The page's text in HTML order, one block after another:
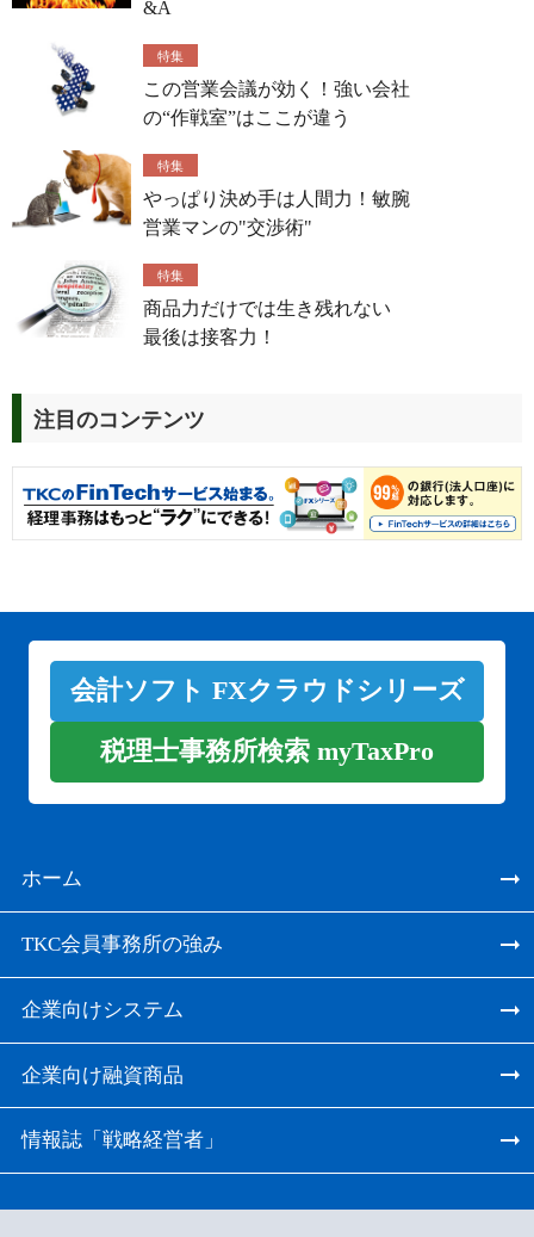
&A
特集
この営業会議が効く！強い会社
の“作戦室”はここが違う
特集
やっぱり決め手は人間力！敏腕
営業マンの"交渉術"
特集
商品力だけでは生き残れない
最後は接客力！
注目のコンテンツ
会計ソフト FXクラウドシリーズ
税理士事務所検索 myTaxPro
ホーム
TKC会員事務所の強み
企業向けシステム
企業向け融資商品
情報誌「戦略経営者」